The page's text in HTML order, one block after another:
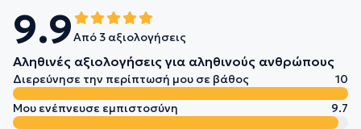
9.9Από 3 αξιολογήσεις
Αληθινές αξιολογήσεις για αληθινούς ανθρώπους
Διερεύνησε την περίπτωσή μου σε βάθος
10
Μου ενέπνευσε εμπιστοσύνη
9.7